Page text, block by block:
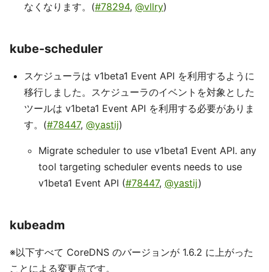
なくなります。(#78294, @vllry)
kube-scheduler
スケジューラは v1beta1 Event API を利用するように
移行しました。スケジューラのイベントを対象とした
ツールは v1beta1 Event API を利用する必要がありま
す。(#78447, @yastij)
Migrate scheduler to use v1beta1 Event API. any
tool targeting scheduler events needs to use
v1beta1 Event API (#78447, @yastij)
kubeadm
※以下すべて CoreDNS のバージョンが 1.6.2 に上がった
ことによる変更点です。